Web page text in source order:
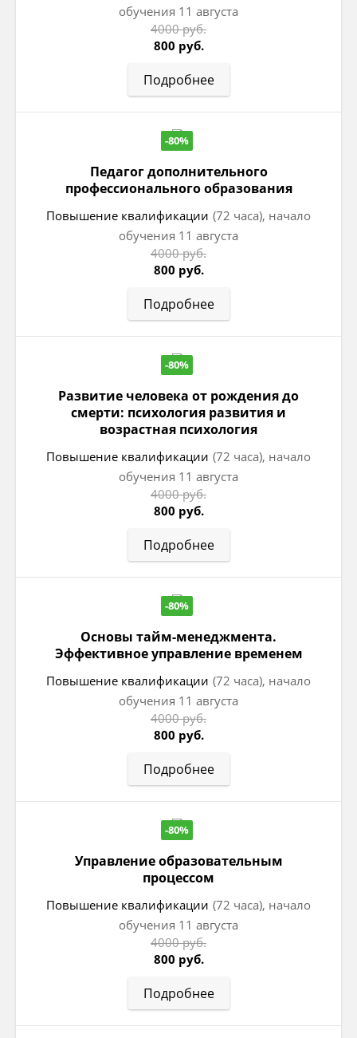
обучения 11 августа
4000 руб.
800 руб.
Подробнее
-80%
Педагог дополнительного
профессионального образования
Повышение квалификации (72 часа), начало
обучения 11 августа
4000 руб.
800 руб.
Подробнее
-80%
Развитие человека от рождения до
смерти: психология развития и
возрастная психология
Повышение квалификации (72 часа), начало
обучения 11 августа
4000 руб.
800 руб.
Подробнее
-80%
Основы тайм-менеджмента.
Эффективное управление временем
Повышение квалификации (72 часа), начало
обучения 11 августа
4000 руб.
800 руб.
Подробнее
-80%
Управление образовательным
процессом
Повышение квалификации (72 часа), начало
обучения 11 августа
4000 руб.
800 руб.
Подробнее